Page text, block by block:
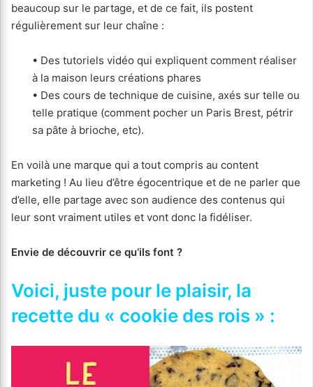
beaucoup sur le partage, et de ce fait, ils postent
régulièrement sur leur chaîne :
• Des tutoriels vidéo qui expliquent comment réaliser
à la maison leurs créations phares
• Des cours de technique de cuisine, axés sur telle ou
telle pratique (comment pocher un Paris Brest, pétrir
sa pâte à brioche, etc).
En voilà une marque qui a tout compris au content
marketing ! Au lieu d’être égocentrique et de ne parler que
d’elle, elle partage avec son audience des contenus qui
leur sont vraiment utiles et vont donc la fidéliser.
Envie de découvrir ce qu’ils font ?
Voici, juste pour le plaisir, la
recette du « cookie des rois » :